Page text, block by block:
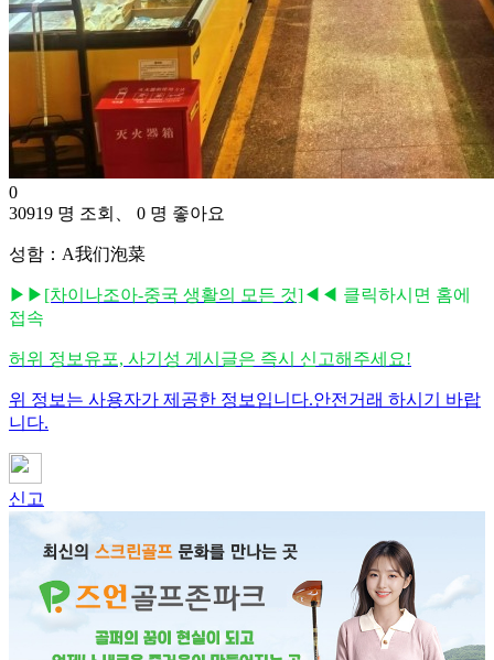
0
30919 명 조회、 0 명 좋아요
성함：A我们泡菜
▶▶ [차이나조아-중국 생활의 모든 것]◀◀ 클릭하시면 홈에
접속
허위 정보유포, 사기성 게시글은 즉시 신고해주세요!
위 정보는 사용자가 제공한 정보입니다.안전거래 하시기 바랍
니다.
신고